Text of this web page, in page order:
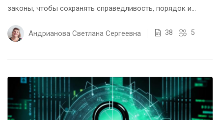
законы, чтобы сохранять справедливость, порядок и
Андрианова Светлана Сергеевна
38 5